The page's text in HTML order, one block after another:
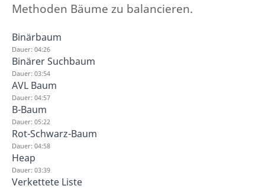
Methoden Bäume zu balancieren.
Binärbaum
Dauer: 04:26
Binärer Suchbaum
Dauer: 03:54
AVL Baum
Dauer: 04:57
B-Baum
Dauer: 05:22
Rot-Schwarz-Baum
Dauer: 04:58
Heap
Dauer: 03:39
Verkettete Liste